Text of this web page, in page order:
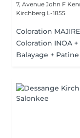
7, Avenue John F
Kirchberg L-1855
Coloration
Coloration INOA
Balayage +